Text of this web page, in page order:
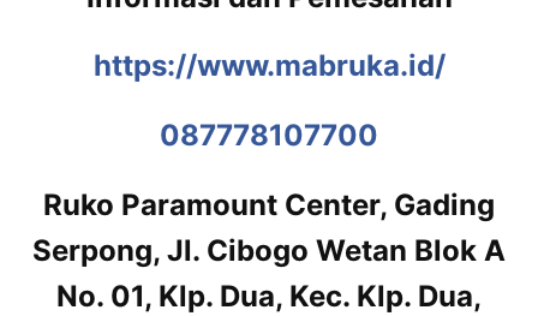
https://www.mabruka.id/
087778107700
Ruko Paramount Center, Gading
Serpong, Jl. Cibogo Wetan Blok A
No. 01, Klp. Dua, Kec. Klp. Dua,